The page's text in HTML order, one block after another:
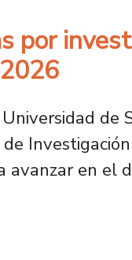
por
de
en el